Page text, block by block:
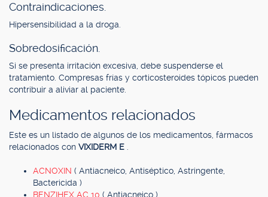
Contraindicaciones.
Hipersensibilidad a la droga.
Sobredosificación.
Si se presenta irritación excesiva, debe suspenderse el
tratamiento. Compresas frías y corticosteroides tópicos pueden
contribuir a aliviar al paciente.
Medicamentos relacionados
Este es un listado de algunos de los medicamentos, fármacos
relacionados con VIXIDERM E
ACNOXIN ( Antiacneico, Antiséptico, Astringente,
Bactericida )
BENZIHEX AC 10 ( Antiacneico )